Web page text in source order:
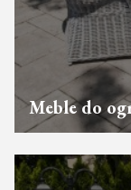
Meble do